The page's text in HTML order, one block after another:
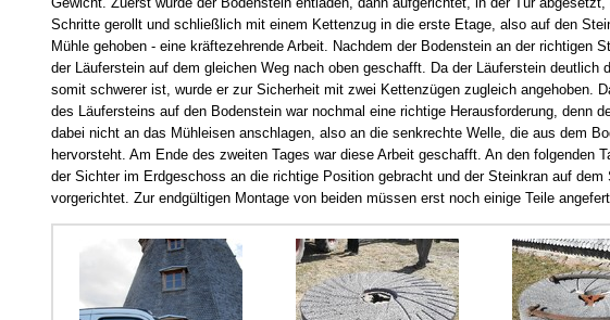
Schritte gerollt und schließlich mit einem Kettenzug in die erste Etage, also auf den
Mühle gehoben - eine kräftezehrende Arbeit. Nachdem der Bodenstein an der richtigen
der Läuferstein auf dem gleichen Weg nach oben geschafft. Da der Läuferstein deutlich
somit schwerer ist, wurde er zur Sicherheit mit zwei Kettenzügen zugleich angehoben.
des Läufersteins auf den Bodenstein war nochmal eine richtige Herausforderung, denn
dabei nicht an das Mühleisen anschlagen, also an die senkrechte Welle, die aus dem
hervorsteht. Am Ende des zweiten Tages war diese Arbeit geschafft. An den folgenden
der Sichter im Erdgeschoss an die richtige Position gebracht und der Steinkran auf dem
vorgerichtet. Zur endgültigen Montage von beiden müssen erst noch einige Teile